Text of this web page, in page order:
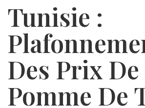
Tunisie :
Des Prix
Pomme De